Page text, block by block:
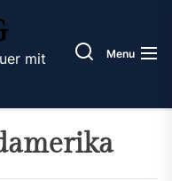
mit
Menu